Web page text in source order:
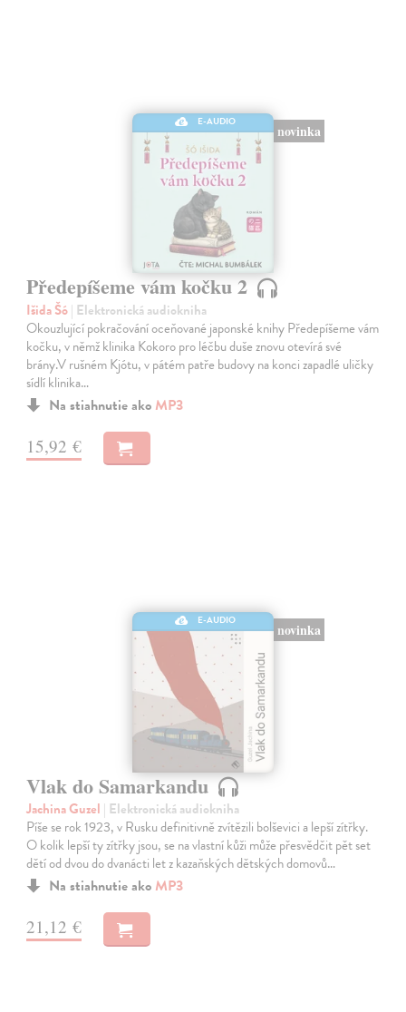
E-AUDIO
novinka
Předepíšeme vám kočku 2
Išida Šó| Elektronická audiokniha
Okouzlující pokračování oceňované japonské knihy Předepíšeme vám
kočku, v němž klinika Kokoro pro léčbu duše znovu otevírá své
brány.V rušném Kjótu, v pátém patře budovy na konci zapadlé uličky
sídlí klinika…
Na stiahnutie ako MP3
15,92 €
E-AUDIO
novinka
Vlak do Samarkandu
Jachina Guzel | Elektronická audiokniha
Píše se rok 1923, v Rusku definitivně zvítězili bolševici a lepší zítřky.
O kolik lepší ty zítřky jsou, se na vlastní kůži může přesvědčit pět set
dětí od dvou do dvanácti let z kazaňských dětských domovů…
Na stiahnutie ako MP3
21,12 €